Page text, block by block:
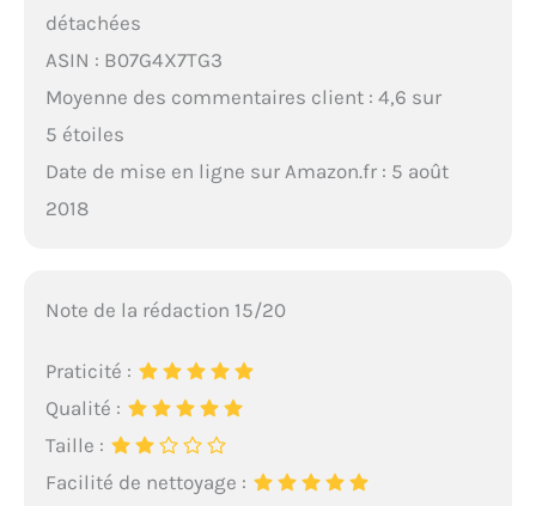
détachées
ASIN : B07G4X7TG3
Moyenne des commentaires client : 4,6 sur
5 étoiles
Date de mise en ligne sur Amazon.fr : 5 août
2018
Note de la rédaction 15/20
Praticité :
Qualité :
Taille :
Facilité de nettoyage :